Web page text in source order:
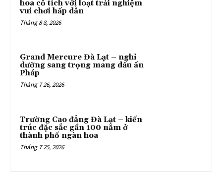
hoa cổ tích với loạt trải nghiệm
vui chơi hấp dẫn
Tháng 8 8, 2026
Grand Mercure Đà Lạt – nghỉ
dưỡng sang trọng mang dấu ấn
Pháp
Tháng 7 26, 2026
Trường Cao đẳng Đà Lạt – kiến
trúc đặc sắc gần 100 năm ở
thành phố ngàn hoa
Tháng 7 25, 2026